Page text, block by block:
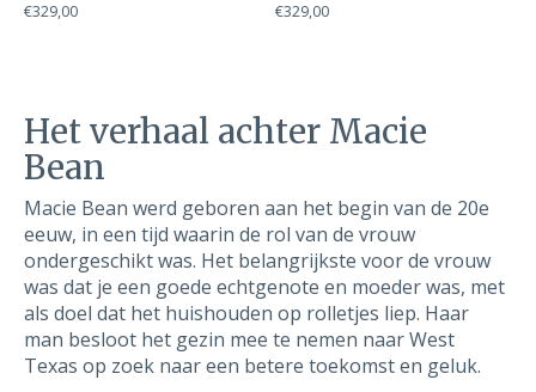
€329,00 €329,00
Het verhaal achter Macie
Bean
Macie Bean werd geboren aan het begin van de 20e
eeuw, in een tijd waarin de rol van de vrouw
ondergeschikt was. Het belangrijkste voor de vrouw
was dat je een goede echtgenote en moeder was, met
als doel dat het huishouden op rolletjes liep. Haar
man besloot het gezin mee te nemen naar West
Texas op zoek naar een betere toekomst en geluk.